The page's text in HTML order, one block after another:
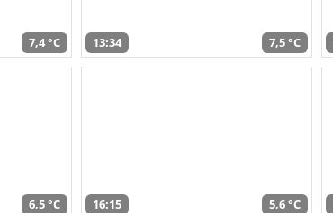
7,4 °C 13:34 7,5 °C
6,5 °C 16:15 5,6 °C